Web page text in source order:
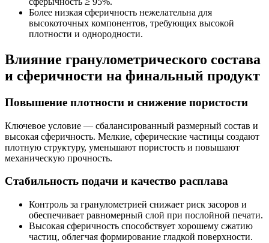
Более низкая сферичность нежелательна для
высокоточных компонентов, требующих высокой
плотности и однородности.
Влияние гранулометрического состава
и сферичности на финальный продукт
Повышение плотности и снижение пористости
Ключевое условие — сбалансированный размерный состав и
высокая сферичность. Мелкие, сферические частицы создают
плотную структуру, уменьшают пористость и повышают
механическую прочность.
Стабильность подачи и качество расплава
Контроль за гранулометрией снижает риск засоров и
обеспечивает равномерный слой при послойной печати.
Высокая сферичность способствует хорошему сжатию
частиц, облегчая формирование гладкой поверхности.